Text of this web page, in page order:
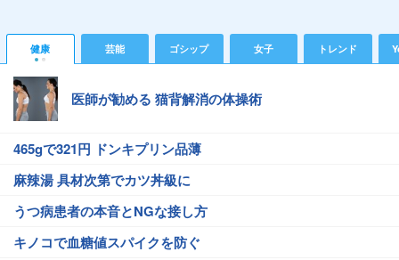
健康 芸能 ゴシップ 女子 トレンド
医師が勧める 猫背解消の体操術
465gで321円 ドンキプリン品薄
麻辣湯 具材次第でカツ丼級に
うつ病患者の本音とNGな接し方
キノコで血糖値スパイクを防ぐ